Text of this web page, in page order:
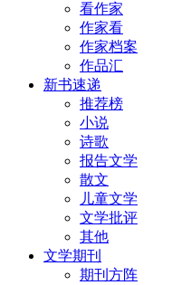
看作家
作家看
作家档案
作品汇
新书速递
推荐榜
小说
诗歌
报告文学
散文
儿童文学
文学批评
其他
文学期刊
期刊方阵